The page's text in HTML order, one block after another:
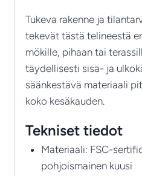
Tukeva rakenne ja
tekevät tästä telineestä
mökille, pihaan tai
täydellisesti sisä- ja
säänkestävä materiaali
koko kesäkauden.
Tekniset tiedot
Materiaali: FSC-
pohjoismainen kuusi